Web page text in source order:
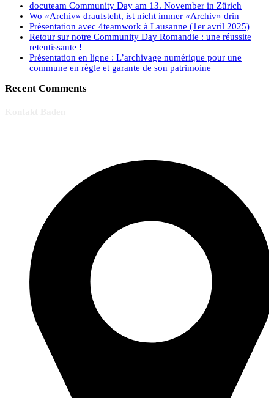
docuteam Community Day am 13. November in Zürich
Wo «Archiv» draufsteht, ist nicht immer «Archiv» drin
Présentation avec 4teamwork à Lausanne (1er avril 2025)
Retour sur notre Community Day Romandie : une réussite
retentissante !
Présentation en ligne : L’archivage numérique pour une
commune en règle et garante de son patrimoine
Recent Comments